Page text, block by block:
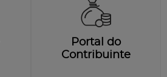
Portal do
Contribuinte